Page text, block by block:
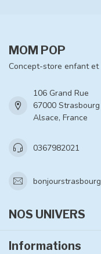
MOM POP
Concept-store enfant et
106 Grand Rue
67000 Strasbourg
Alsace, France
0367982021
NOS UNIVERS
Informations